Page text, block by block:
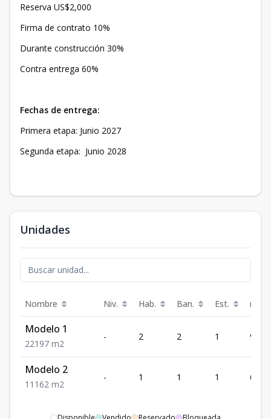
Reserva US$2,000
Firma de contrato 10%
Durante construcción 30%
Contra entrega 60%
Fechas de entrega:
Primera etapa: Junio 2027
Segunda etapa: Junio 2028
Unidades
Nombre Niv. Hab. Ban. Est. m²
Modelo 1
221 97 m2
- 2 2 1 97
Modelo 2
1 1 1 62 m2
- 1 1 1 62